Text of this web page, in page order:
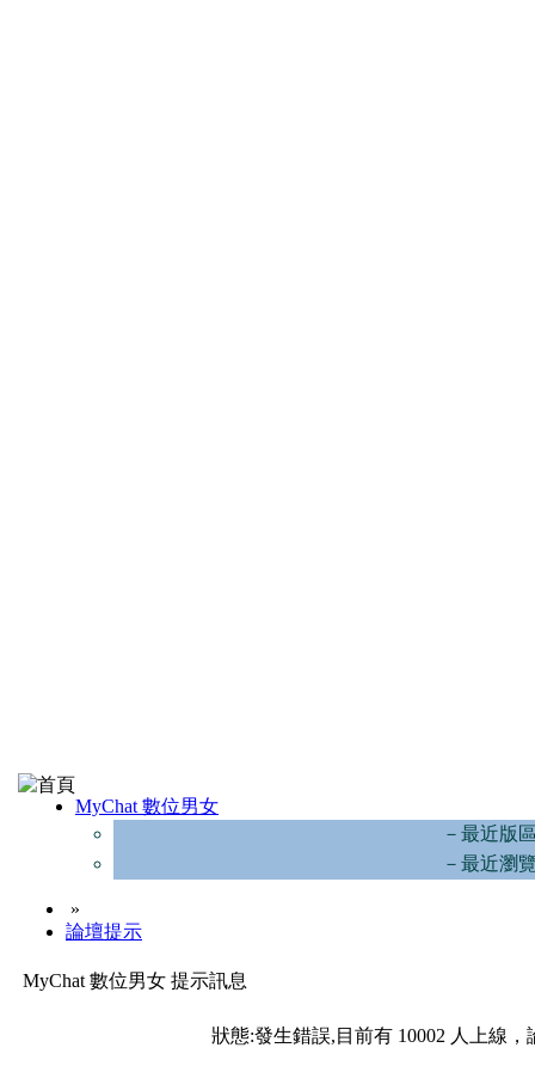
MyChat 數位男女
－最近版
－最近瀏
»
論壇提示
MyChat 數位男女 提示訊息
狀態:發生錯誤,目前有 10002 人上線